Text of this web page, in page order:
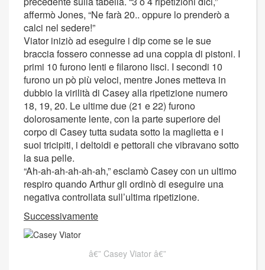
affermò Jones, “Ne farà 20.. oppure lo prenderò a
calci nel sedere!”
Viator iniziò ad eseguire i dip come se le sue
braccia fossero connesse ad una coppia di pistoni. I
primi 10 furono lenti e filarono lisci. I secondi 10
furono un pò più veloci, mentre Jones metteva in
dubbio la virilità di Casey alla ripetizione numero
18, 19, 20. Le ultime due (21 e 22) furono
dolorosamente lente, con la parte superiore del
corpo di Casey tutta sudata sotto la maglietta e i
suoi tricipiti, i deltoidi e pettorali che vibravano sotto
la sua pelle.
“Ah-ah-ah-ah-ah-ah,” esclamò Casey con un ultimo
respiro quando Arthur gli ordinò di eseguire una
negativa controllata sull’ultima ripetizione.
Successivamente
Casey Viator